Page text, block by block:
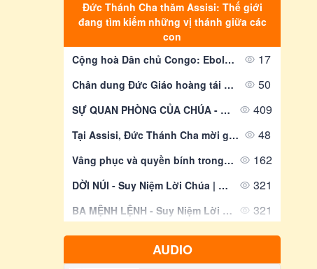
Đức Thánh Cha thăm Assisi: Thế giới
đang tìm kiếm những vị thánh giữa các
con
Cộng hoà Dân chủ Congo: Ebola khiến 330 trẻ em tử vong
17
Chân dung Đức Giáo hoàng tái xuất hiện trên các đồng tiền cắc của Vatican 50
SỰ QUAN PHÒNG CỦA CHÚA - Suy Niệm Lời Chúa | Chúa Nhật Tuần XVIII Mùa Thường niên - Năm A | Mt 14, 13-21 | Lm Gioan Lê Quang Tuyến 409
Tại Assisi, Đức Thánh Cha mời gọi người trẻ dám ước mơ “những điều lớn lao” 48
Vâng phục và quyền bính trong đời tu 162
DỜI NÚI - Suy Niệm Lời Chúa | Thứ Bảy Sau Chúa Nhật Tuần XVIII Mùa Thường Niên | Mt 17, 14-19 | Lm Gioan Lê Quang Tuyến 321
BA MỆNH LỆNH - Suy Niệm Lời Chúa | Thứ Sáu Sau Chúa Nhật Tuần XVIII Mùa Thường Niên | Mt 16, 24-28 | Lm Gioan Lê Quang Tuyến 321
19h30 | Cầu Nguyện với Lời Chúa - Chủ đề: “CHÚA KITÔ ĐỒNG HÀNH VỚI CHÚNG TA” | 07.8.2026 261
Đại hội Giáo lý Toàn quốc lần thứ VII ngày thứ III - Huấn giáo và Gia đình trong nền văn hoá kỹ thuật số 88
AUDIO